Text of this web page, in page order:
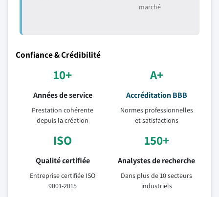
marché
Confiance & Crédibilité
10+
Années de service
Prestation cohérente
depuis la création
A+
Accréditation BBB
Normes professionnelles
et satisfactions
ISO
Qualité certifiée
Entreprise certifiée ISO
9001-2015
150+
Analystes de recherche
Dans plus de 10 secteurs
industriels